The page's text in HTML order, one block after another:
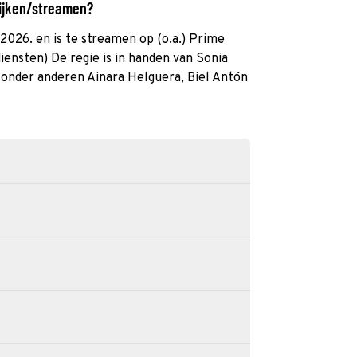
streamen?
en is te streamen op (o.a.) Prime
De regie is in handen van Sonia
anderen Ainara Helguera, Biel Antón